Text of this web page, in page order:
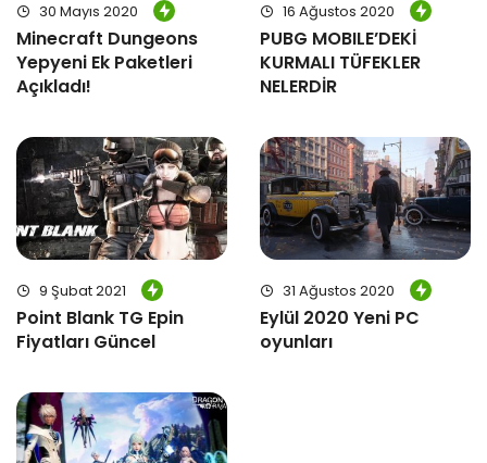
30 Mayıs 2020
Minecraft Dungeons
Yepyeni Ek Paketleri
Açıkladı!
16 Ağustos 2020
PUBG MOBILE’DEKİ
KURMALI TÜFEKLER
NELERDİR
9 Şubat 2021
Point Blank TG Epin
Fiyatları Güncel
31 Ağustos 2020
Eylül 2020 Yeni PC
oyunları